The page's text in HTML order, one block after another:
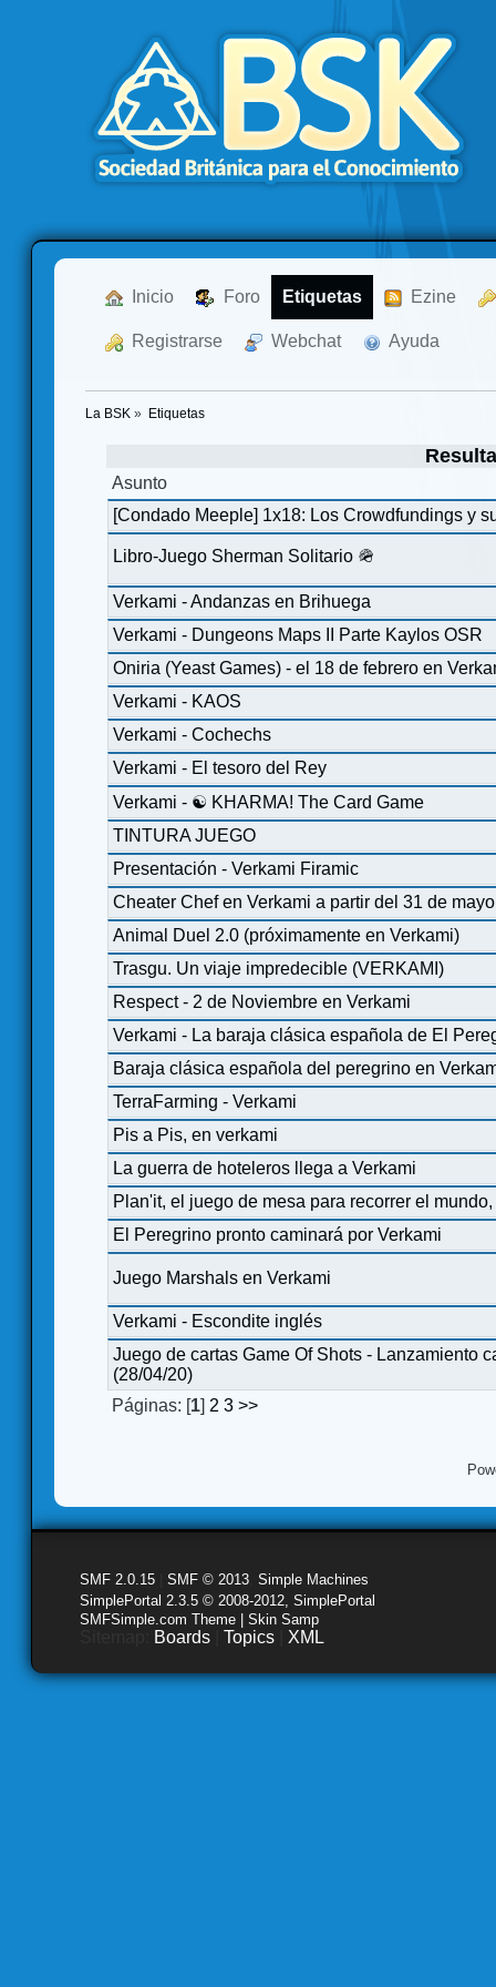
Inicio Foro Etiquetas Ezine
Registrarse Webchat Ayuda
La BSK » Etiquetas
Asunto
[Condado Meeple] 1x18: Los Crowdfundings y
Libro-Juego Sherman Solitario 🪖
Verkami - Andanzas en Brihuega
Verkami - Dungeons Maps II Parte Kaylos OSR
Oniria (Yeast Games) - el 18 de febrero en
Verkami - KAOS
Verkami - Cochechs
Verkami - El tesoro del Rey
Verkami - ☯ KHARMA! The Card Game
TINTURA JUEGO
Presentación - Verkami Firamic
Cheater Chef en Verkami a partir del 31 de mayo
Animal Duel 2.0 (próximamente en Verkami)
Trasgu. Un viaje impredecible (VERKAMI)
Respect - 2 de Noviembre en Verkami
Verkami - La baraja clásica española de El
Baraja clásica española del peregrino en
TerraFarming - Verkami
Pis a Pis, en verkami
La guerra de hoteleros llega a Verkami
Plan'it, el juego de mesa para recorrer el
El Peregrino pronto caminará por Verkami
Juego Marshals en Verkami
Verkami - Escondite inglés
Juego de cartas Game Of Shots - Lanzamiento
(28/04/20)
Páginas: [1] 2 3 >>
SMF 2.0.15 SMF © 2013 Simple Machines
SimplePortal 2.3.5 © 2008-2012, SimplePortal
SMFSimple.com Theme | Skin Samp
Boards Topics XML